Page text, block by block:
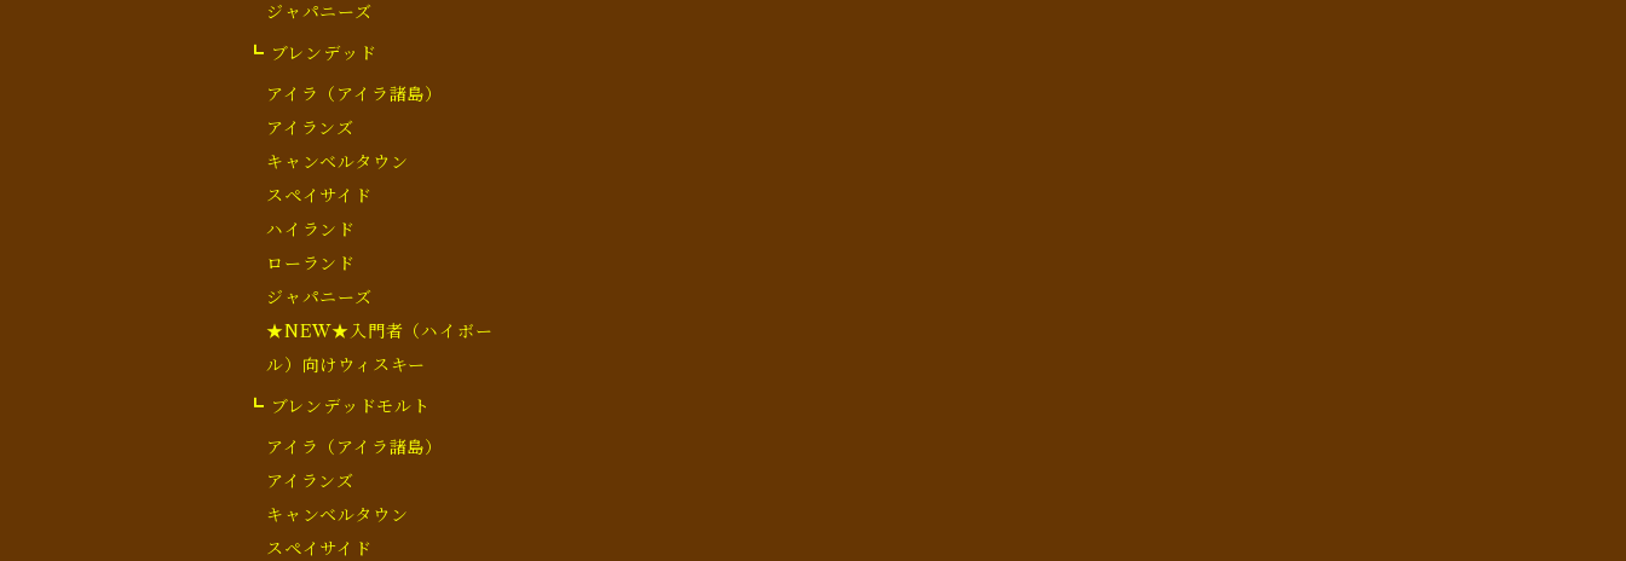
ジャパニーズ
┗ ブレンデッド
アイラ（アイラ諸島）
アイランズ
キャンベルタウン
スペイサイド
ハイランド
ローランド
ジャパニーズ
★NEW★入門者（ハイボー
ル）向けウィスキー
┗ ブレンデッドモルト
アイラ（アイラ諸島）
アイランズ
キャンベルタウン
スペイサイド